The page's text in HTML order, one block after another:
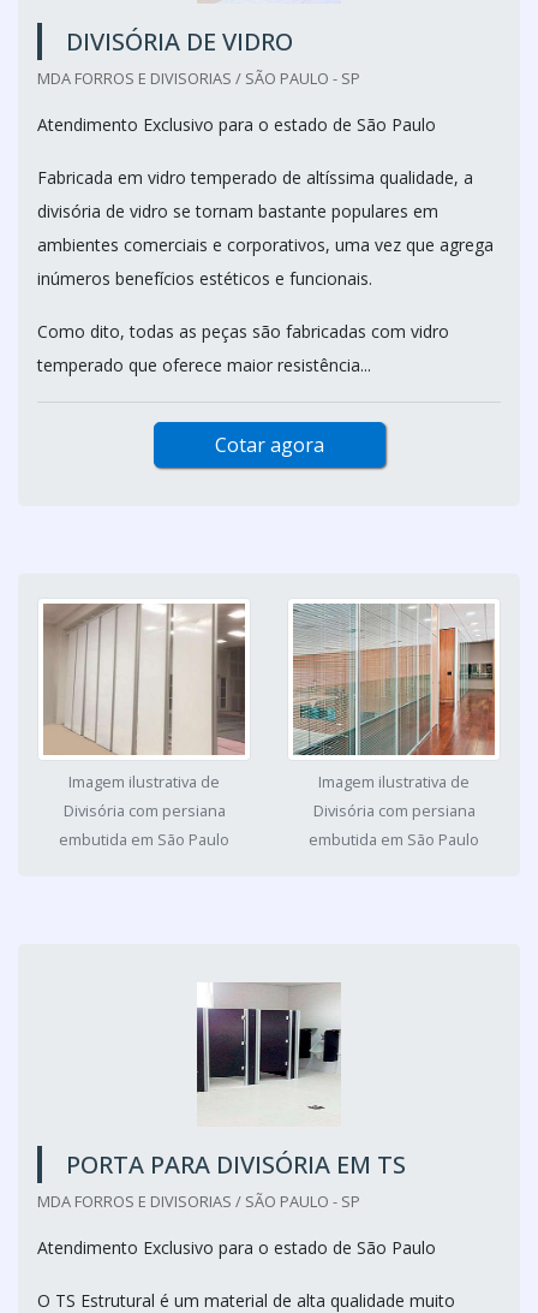
DIVISÓRIA DE VIDRO
MDA FORROS E DIVISORIAS / SÃO PAULO - SP
Atendimento Exclusivo para o estado de São Paulo
Fabricada em vidro temperado de altíssima qualidade, a
divisória de vidro se tornam bastante populares em
ambientes comerciais e corporativos, uma vez que agrega
inúmeros benefícios estéticos e funcionais.
Como dito, todas as peças são fabricadas com vidro
temperado que oferece maior resistência...
Cotar agora
Imagem ilustrativa de
Divisória com persiana
embutida em São Paulo
Imagem ilustrativa de
Divisória com persiana
embutida em São Paulo
PORTA PARA DIVISÓRIA EM TS
MDA FORROS E DIVISORIAS / SÃO PAULO - SP
Atendimento Exclusivo para o estado de São Paulo
O TS Estrutural é um material de alta qualidade muito